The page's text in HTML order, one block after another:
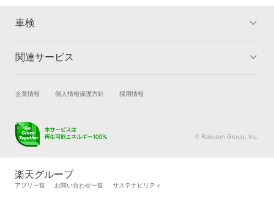
安来市
整備保証
閉じる
車検
トップ
車検の基礎知識 キャンペーン一覧
関連サービス
試乗・商談 新車購入
キズ修理予約
メンテナンス管理
自動車カタログ 自動車保険
企業情報 個人情報保護方針 採用情報
© Rakuten Group, Inc.
楽天グループ
アプリ一覧 お問い合わせ一覧 サステナビリティ